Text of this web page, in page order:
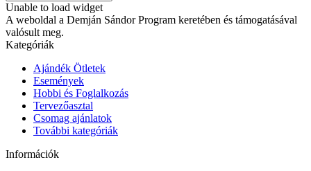
Unable to load widget
A weboldal a Demján Sándor Program keretében és támogatásával
valósult meg.
Kategóriák
Ajándék Ötletek
Események
Hobbi és Foglalkozás
Tervezőasztal
Csomag ajánlatok
További kategóriák
Információk